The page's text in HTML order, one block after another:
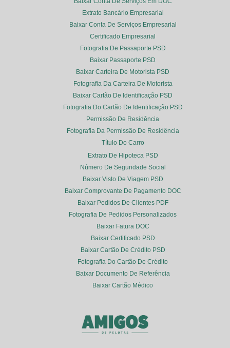
Extrato Bancário Empresarial
Baixar Conta De Serviços Empresarial
Certificado Empresarial
Fotografia De Passaporte PSD
Baixar Passaporte PSD
Baixar Carteira De Motorista PSD
Fotografia Da Carteira De Motorista
Baixar Cartão De Identificação PSD
Fotografia Do Cartão De Identificação PSD
Permissão De Residência
Fotografia Da Permissão De Residência
Título Do Carro
Extrato De Hipoteca PSD
Número De Seguridade Social
Baixar Visto De Viagem PSD
Baixar Comprovante De Pagamento DOC
Baixar Pedidos De Clientes PDF
Fotografia De Pedidos Personalizados
Baixar Fatura DOC
Baixar Certificado PSD
Baixar Cartão De Crédito PSD
Fotografia Do Cartão De Crédito
Baixar Documento De Referência
Baixar Cartão Médico